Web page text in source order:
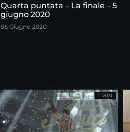
Quarta puntata – La finale – 5
giugno 2020
05 Giugno 2020
1 MIN